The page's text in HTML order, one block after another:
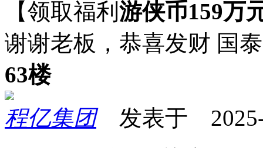
【领取福利 游侠币159万
谢谢老板，恭喜发财 国
63楼
程亿集团发表于 2025-